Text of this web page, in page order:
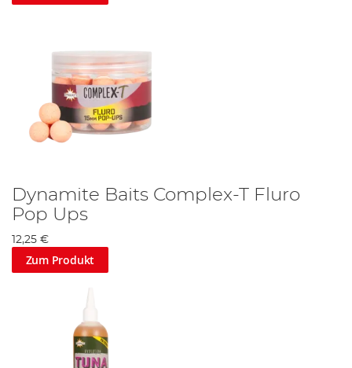
Dynamite Baits Complex-T Fluro
Pop Ups
12,25 €
Zum Produkt